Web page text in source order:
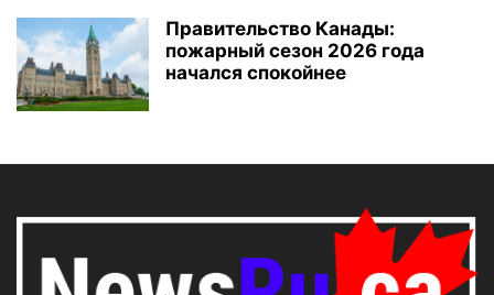
Правительство Канады:
пожарный сезон 2026 года
начался спокойнее